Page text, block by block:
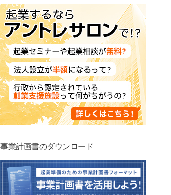
事業計画書のダウンロード